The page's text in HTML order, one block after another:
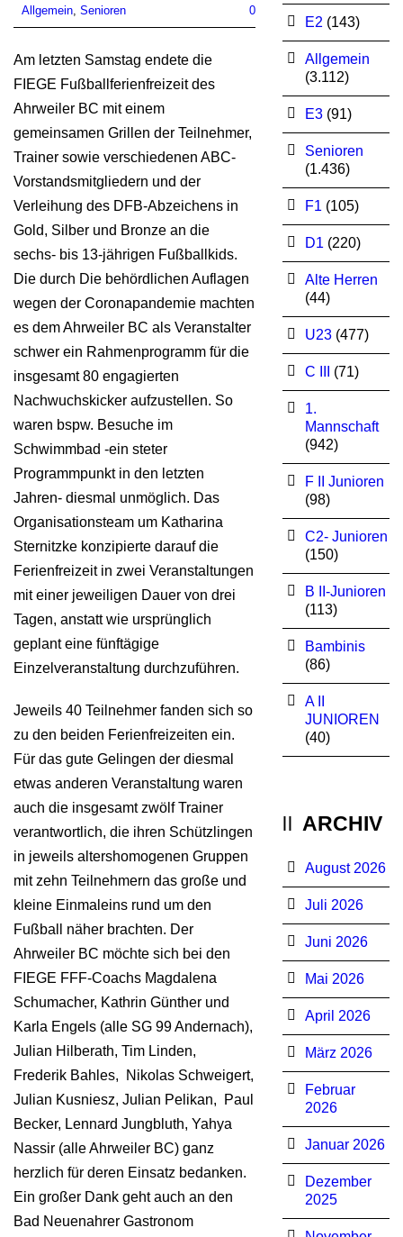
Allgemein Senioren 0
Am letzten Samstag endete die
FIEGE Fußballferienfreizeit des
Ahrweiler BC mit einem
gemeinsamen Grillen der Teilnehmer,
Trainer sowie verschiedenen ABC-
Vorstandsmitgliedern und der
Verleihung des DFB-Abzeichens in
Gold, Silber und Bronze an die
sechs- bis 13-jährigen Fußballkids.
Die durch Die behördlichen Auflagen
wegen der Coronapandemie machten
es dem Ahrweiler BC als Veranstalter
schwer ein Rahmenprogramm für die
insgesamt 80 engagierten
Nachwuchskicker aufzustellen. So
waren bspw. Besuche im
Schwimmbad -ein steter
Programmpunkt in den letzten
Jahren- diesmal unmöglich. Das
Organisationsteam um Katharina
Sternitzke konzipierte darauf die
Ferienfreizeit in zwei Veranstaltungen
mit einer jeweiligen Dauer von drei
Tagen, anstatt wie ursprünglich
geplant eine fünftägige
Einzelveranstaltung durchzuführen.
Jeweils 40 Teilnehmer fanden sich so
zu den beiden Ferienfreizeiten ein.
Für das gute Gelingen der diesmal
etwas anderen Veranstaltung waren
auch die insgesamt zwölf Trainer
verantwortlich, die ihren Schützlingen
in jeweils altershomogenen Gruppen
mit zehn Teilnehmern das große und
kleine Einmaleins rund um den
Fußball näher brachten. Der
Ahrweiler BC möchte sich bei den
FIEGE FFF-Coachs Magdalena
Schumacher, Kathrin Günther und
Karla Engels (alle SG 99 Andernach),
Julian Hilberath, Tim Linden,
Frederik Bahles, Nikolas Schweigert,
Julian Kusniesz, Julian Pelikan, Paul
Becker, Lennard Jungbluth, Yahya
Nassir (alle Ahrweiler BC) ganz
herzlich für deren Einsatz bedanken.
Ein großer Dank geht auch an den
Bad Neuenahrer Gastronom
E2 (143)
Allgemein
(3.112)
E3(91)
Senioren
(1.436)
F1 (105)
D1 (220)
Alte Herren
(44)
U23(477)
C III (71)
1.
Mannschaft
(942)
F II Junioren
(98)
C2- Junioren
(150)
B II-Junioren
(113)
Bambinis
(86)
A II
JUNIOREN
(40)
ARCHIV
August 2026
Juli 2026
Juni 2026
Mai 2026
April 2026
März 2026
Februar
2026
Januar 2026
Dezember
2025